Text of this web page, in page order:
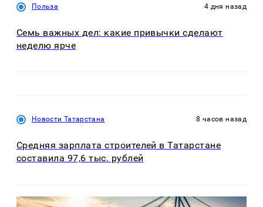
Польза 4 дня назад
Семь важных дел: какие привычки сделают
неделю ярче
Новости Татарстана 8 часов назад
Средняя зарплата строителей в Татарстане
составила 97,6 тыс. рублей